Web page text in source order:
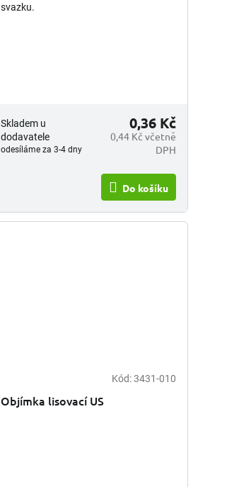
svazku.
Skladem u
dodavatele
odesíláme za 3-4 dny
0,44 Kč včetně
DPH
0,36 Kč
Do košíku
Kód:3431-010
Objímka lisovací US